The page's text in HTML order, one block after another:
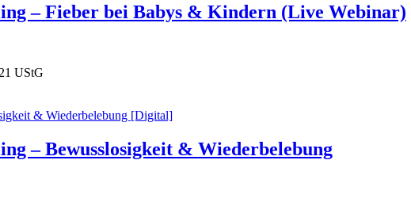
– Fieber bei Babys & Kindern (Live Webinar)
UStG
– Bewusslosigkeit & Wiederbelebung